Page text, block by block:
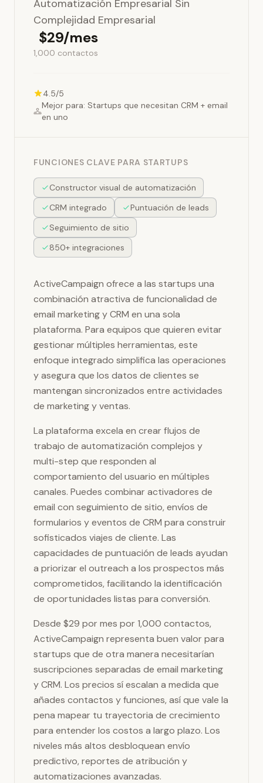
Automatización Empresarial Sin
Complejidad Empresarial
$29/mes
1,000 contactos
4.5/5
Mejor para: Startups que necesitan CRM + email
en uno
FUNCIONES CLAVE PARA STARTUPS
Constructor visual de automatización
CRM integrado
Puntuación de leads
Seguimiento de sitio
850+ integraciones
ActiveCampaign ofrece a las startups una
combinación atractiva de funcionalidad de
email marketing y CRM en una sola
plataforma. Para equipos que quieren evitar
gestionar múltiples herramientas, este
enfoque integrado simplifica las operaciones
y asegura que los datos de clientes se
mantengan sincronizados entre actividades
de marketing y ventas.
La plataforma excela en crear flujos de
trabajo de automatización complejos y
multi-step que responden al
comportamiento del usuario en múltiples
canales. Puedes combinar activadores de
email con seguimiento de sitio, envíos de
formularios y eventos de CRM para construir
sofisticados viajes de cliente. Las
capacidades de puntuación de leads ayudan
a priorizar el outreach a los prospectos más
comprometidos, facilitando la identificación
de oportunidades listas para conversión.
Desde $29 por mes por 1,000 contactos,
ActiveCampaign representa buen valor para
startups que de otra manera necesitarían
suscripciones separadas de email marketing
y CRM. Los precios sí escalan a medida que
añades contactos y funciones, así que vale la
pena mapear tu trayectoria de crecimiento
para entender los costos a largo plazo. Los
niveles más altos desbloquean envío
predictivo, reportes de atribución y
automatizaciones avanzadas.